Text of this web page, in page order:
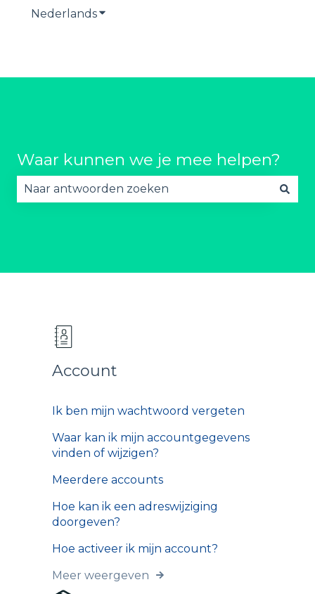
NederlandsSubmenu tonen voor vertalingen
Waar kunnen we je mee helpen?
Account
Ik ben mijn wachtwoord vergeten
Waar kan ik mijn accountgegevens
vinden of wijzigen?
Meerdere accounts
Hoe kan ik een adreswijziging
doorgeven?
Hoe activeer ik mijn account?
Meer weergeven